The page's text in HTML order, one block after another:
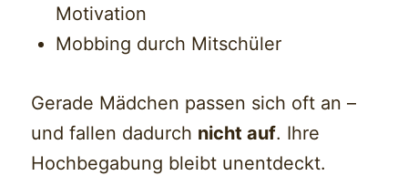
Motivation
Mobbing durch Mitschüler
Gerade Mädchen passen sich oft an –
und fallen dadurch nicht auf. Ihre
Hochbegabung bleibt unentdeckt.